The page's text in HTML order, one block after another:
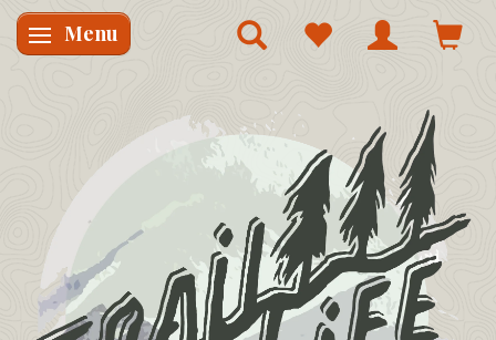
Skifte navigation
Menu